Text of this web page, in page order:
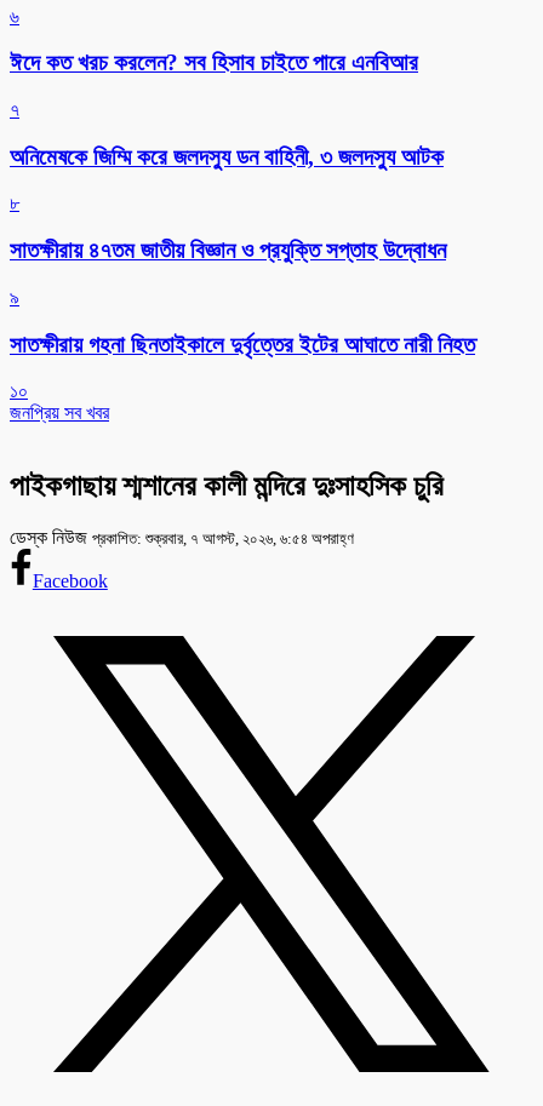
৬
ঈদে কত খরচ করলেন? সব হিসাব চাইতে পারে এনবিআর
৭
অনিমেষকে জিম্মি করে জলদস্যু ডন বাহিনী, ৩ জলদস্যু আটক
৮
সাতক্ষীরায় ৪৭তম জাতীয় বিজ্ঞান ও প্রযুক্তি সপ্তাহ উদ্বোধন
৯
সাতক্ষীরায় গহনা ছিনতাইকালে দুর্বৃত্তের ইটের আঘাতে নারী নিহত
১০
জনপ্রিয় সব খবর
পাইকগাছায় শ্মশানের কালী মন্দিরে দুঃসাহসিক চুরি
ডেস্ক নিউজ প্রকাশিত: শুক্রবার, ৭ আগস্ট, ২০২৬, ৬:৫৪ অপরাহ্ণ
Facebook